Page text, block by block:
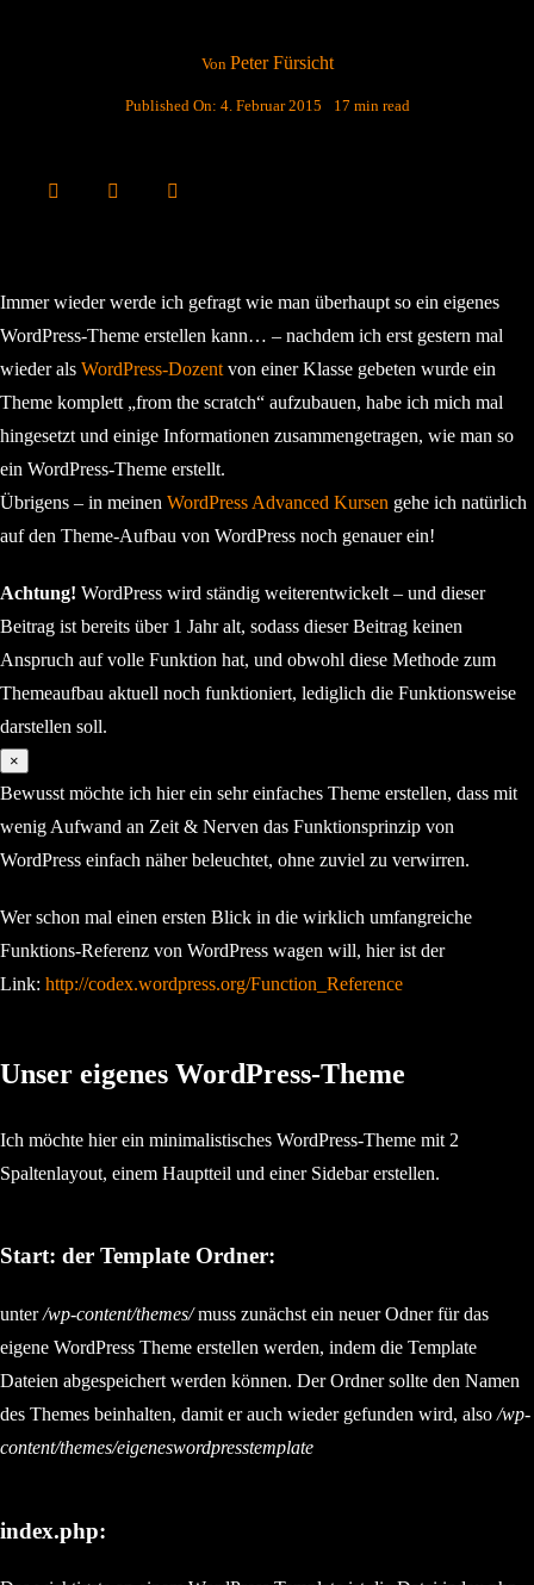
Von Peter Fürsicht
Published On: 4. Februar 2015 17 min read
Immer wieder werde ich gefragt wie man überhaupt so ein eigenes
WordPress-Theme erstellen kann… – nachdem ich erst gestern mal
wieder als WordPress-Dozentvon einer Klasse gebeten wurde ein
Theme komplett „from the scratch“ aufzubauen, habe ich mich mal
hingesetzt und einige Informationen zusammengetragen, wie man so
ein WordPress-Theme erstellt.
Übrigens – in meinen WordPress Advanced Kursen gehe ich natürlich
auf den Theme-Aufbau von WordPress noch genauer ein!
Achtung! WordPress wird ständig weiterentwickelt – und dieser
Beitrag ist bereits über 1 Jahr alt, sodass dieser Beitrag keinen
Anspruch auf volle Funktion hat, und obwohl diese Methode zum
Themeaufbau aktuell noch funktioniert, lediglich die Funktionsweise
darstellen soll.
×
Bewusst möchte ich hier ein sehr einfaches Theme erstellen, dass mit
wenig Aufwand an Zeit & Nerven das Funktionsprinzip von
WordPress einfach näher beleuchtet, ohne zuviel zu verwirren.
Wer schon mal einen ersten Blick in die wirklich umfangreiche
Funktions-Referenz von WordPress wagen will, hier ist der
Link: http://codex.wordpress.org/Function_Reference
Unser eigenes WordPress-Theme
Ich möchte hier ein minimalistisches WordPress-Theme mit 2
Spaltenlayout, einem Hauptteil und einer Sidebar erstellen.
Start: der Template Ordner:
unter/wp-content/themes/muss zunächst ein neuer Odner für das
eigene WordPress Theme erstellen werden, indem die Template
Dateien abgespeichert werden können. Der Ordner sollte den Namen
des Themes beinhalten, damit er auch wieder gefunden wird, also /wp-
content/themes/eigeneswordpresstemplate
index.php: